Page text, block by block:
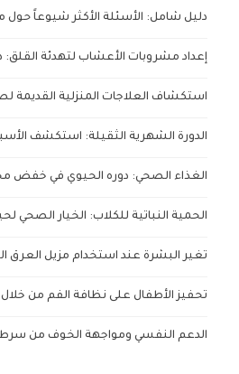
دليل شامل: الأسئلة الأكثر شيوعاً حول
إعداد مشروبات الأعشاب لتهدئة
استكشاف العلاجات المنزلية القديمة
الدورة الشهرية الثقيلة: استكشف
الغذاء الصحي: دوره الحيوي في خفض
الحمية النباتية للكلاب: الخيار الصحي
تغير البشرة عند استخدام مزيل
تحفيز الأطفال على نظافة الفم من خلال
الدعم النفسي ومواجهة الخوف من